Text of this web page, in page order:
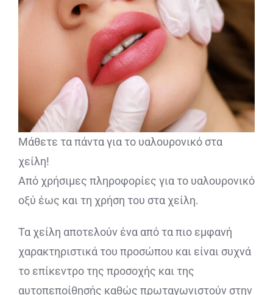
BLOG
ΕΠΙΚΟΙΝΩΝΙΑ
Μάθετε τα πάντα για το υαλουρονικό στα
χείλη!
Από χρήσιμες πληροφορίες για το υαλουρονικό
οξύ έως και τη χρήση του στα χείλη.
Τα χείλη αποτελούν ένα από τα πιο εμφανή
χαρακτηριστικά του προσώπου και είναι συχνά
το επίκεντρο της προσοχής και της
αυτοπεποίθησής καθώς πρωταγωνιστούν στην